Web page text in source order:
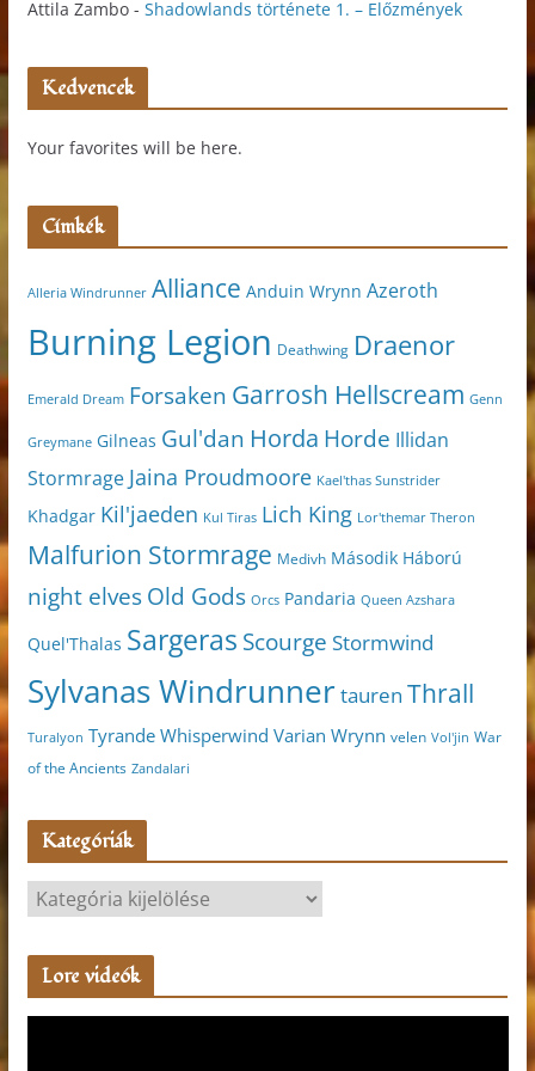
Attila Zambo- Shadowlands története 1. – Előzmények
Kedvencek
Your favorites will be here.
Címkék
Alleria Windrunner Alliance Anduin Wrynn Azeroth
Burning Legion Deathwing Draenor
Emerald Dream Forsaken Garrosh Hellscream Genn
Greymane Gilneas Gul'dan Horda Horde Illidan
Stormrage Jaina Proudmoore Kael'thas Sunstrider
Khadgar Kil'jaeden Kul Tiras Lich King Lor'themar Theron
Malfurion Stormrage Medivh Második Háború
night elves Old Gods Orcs Pandaria Queen Azshara
Quel'Thalas Sargeras Scourge Stormwind
Sylvanas Windrunnertauren Thrall
Turalyon Tyrande Whisperwind Varian Wrynn velen Vol'jin War
of the Ancients Zandalari
Kategóriák
a
t
g
Lore videók